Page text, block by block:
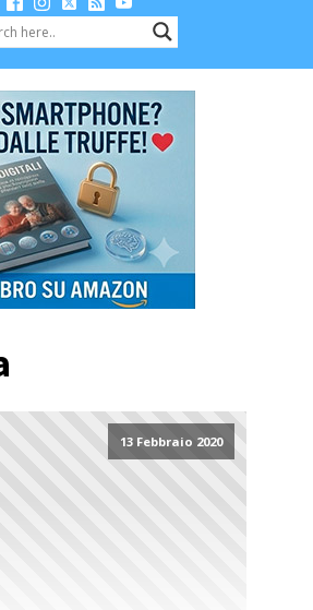
13 Febbraio 2020